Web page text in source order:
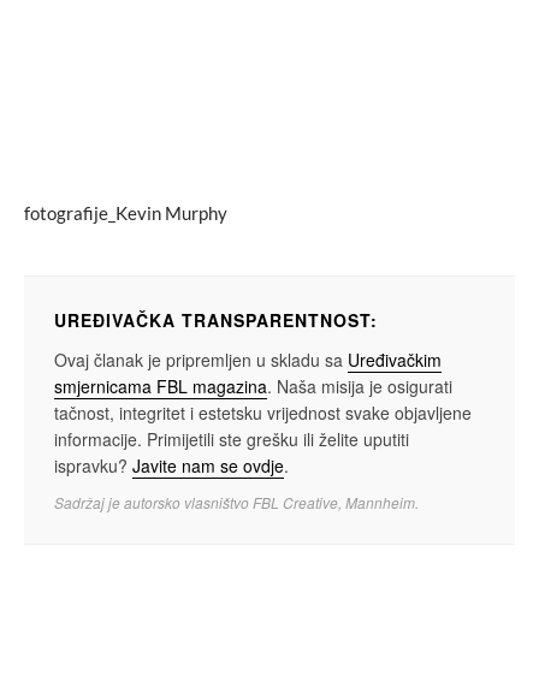
fotografije_Kevin Murphy
UREĐIVAČKA TRANSPARENTNOST:
Ovaj članak je pripremljen u skladu sa Uređivačkim
smjernicama FBL magazina. Naša misija je osigurati
tačnost, integritet i estetsku vrijednost svake objavljene
informacije. Primijetili ste grešku ili želite uputiti
ispravku? Javite nam se ovdje.
Sadržaj je autorsko vlasništvo FBL Creative, Mannheim.